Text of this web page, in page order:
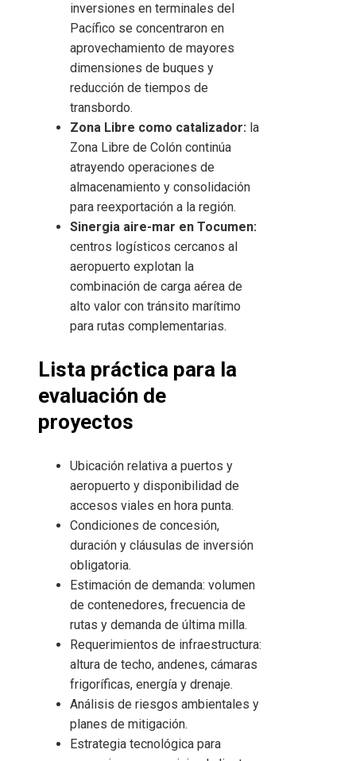
inversiones en terminales del
Pacífico se concentraron en
aprovechamiento de mayores
dimensiones de buques y
reducción de tiempos de
transbordo.
Zona Libre como catalizador: la
Zona Libre de Colón continúa
atrayendo operaciones de
almacenamiento y consolidación
para reexportación a la región.
Sinergia aire-mar en Tocumen:
centros logísticos cercanos al
aeropuerto explotan la
combinación de carga aérea de
alto valor con tránsito marítimo
para rutas complementarias.
Lista práctica para la
evaluación de
proyectos
Ubicación relativa a puertos y
aeropuerto y disponibilidad de
accesos viales en hora punta.
Condiciones de concesión,
duración y cláusulas de inversión
obligatoria.
Estimación de demanda: volumen
de contenedores, frecuencia de
rutas y demanda de última milla.
Requerimientos de infraestructura:
altura de techo, andenes, cámaras
frigoríficas, energía y drenaje.
Análisis de riesgos ambientales y
planes de mitigación.
Estrategia tecnológica para